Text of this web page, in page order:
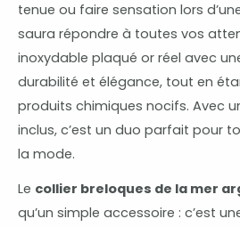
tenue ou faire sensation lors
saura répondre à toutes vos
inoxydable plaqué or réel avec
durabilité et élégance, tout en
produits chimiques nocifs. Avec
inclus, c’est un duo parfait pour
la mode.
Le collier breloques de la mer
qu’un simple accessoire : c’est